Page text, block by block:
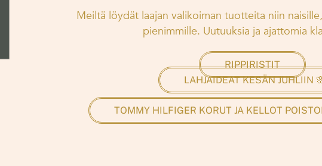
Meiltä löydät laajan valikoiman tuotteita niin
pienimmille. Uutuuksia ja ajattomia
RIPPIRISTIT
LAHJAIDEAT KESÄN JUHLIIN
TOMMY HILFIGER KORUT JA KELLOT